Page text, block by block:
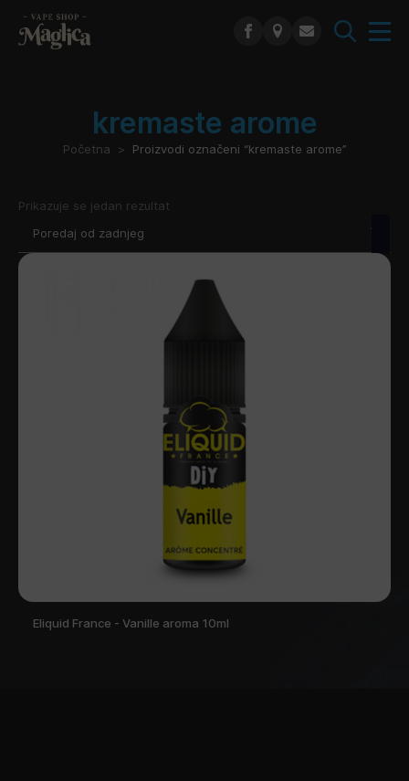
kremaste arome
Početna Proizvodi označeni “kremaste arome”
Prikazuje se jedan rezultat
Eliquid France - Vanille aroma 10ml